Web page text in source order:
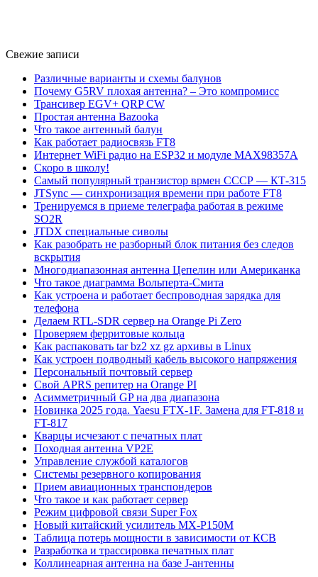
Свежие записи
Различные варианты и схемы балунов
Почему G5RV плохая антенна? – Это компромисс
Трансивер EGV+ QRP CW
Простая антенна Bazooka
Что такое антенный балун
Как работает радиосвязь FT8
Интернет WiFi радио на ESP32 и модуле MAX98357A
Скоро в школу!
Самый популярный транзистор врмен СССР — КТ-315
JTSync — синхронизация времени при работе FT8
Тренируемся в приеме телеграфа работая в режиме
SO2R
JTDX специальные сиволы
Как разобрать не разборный блок питания без следов
вскрытия
Многодиапазонная антенна Цепелин или Американка
Что такое диаграмма Вольперта-Смита
Как устроена и работает беспроводная зарядка для
телефона
Делаем RTL-SDR сервер на Orange Pi Zero
Проверяем ферритовые кольца
Как распаковать tar bz2 xz gz архивы в Linux
Как устроен подводный кабель высокого напряжения
Персональный почтовый сервер
Свой APRS репитер на Orange PI
Асимметричный GP на два диапазона
Новинка 2025 года. Yaesu FTX-1F. Замена для FT-818 и
FT-817
Кварцы исчезают с печатных плат
Походная антенна VP2E
Управление службой каталогов
Системы резервного копирования
Прием авиационных транспондеров
Что такое и как работает сервер
Режим цифровой связи Super Fox
Новый китайский усилитель MX-P150M
Таблица потерь мощности в зависимости от КСВ
Разработка и трассировка печатных плат
Коллинеарная антенна на базе J-антенны